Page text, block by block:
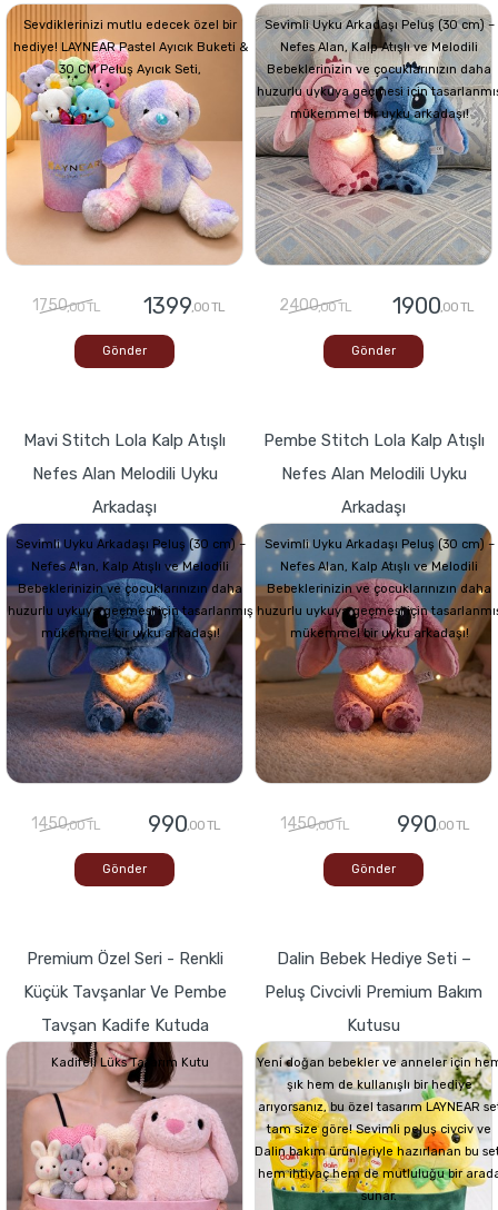
Sevdiklerinizi mutlu edecek özel bir
hediye! LAYNEAR Pastel Ayıcık Buketi &
30 CM Peluş Ayıcık Seti,
1750,00 TL 1399,00 TL
Gönder
Sevimli Uyku Arkadaşı Peluş (30 cm) –
Nefes Alan, Kalp Atışlı ve Melodili
Bebeklerinizin ve çocuklarınızın daha
huzurlu uykuya geçmesi için
mükemmel bir uyku arkadaşı!
2400,00 TL 1900,00 TL
Gönder
Mavi Stitch Lola Kalp Atışlı
Nefes Alan Melodili Uyku
Arkadaşı
Sevimli Uyku Arkadaşı Peluş (30 cm) –
Nefes Alan, Kalp Atışlı ve Melodili
Bebeklerinizin ve çocuklarınızın daha
huzurlu uykuya geçmesi için tasarlanmış
mükemmel bir uyku arkadaşı!
1450,00 TL 990,00 TL
Gönder
Pembe Stitch Lola Kalp Atışlı
Nefes Alan Melodili Uyku
Arkadaşı
Sevimli Uyku Arkadaşı Peluş (30 cm) –
Nefes Alan, Kalp Atışlı ve Melodili
Bebeklerinizin ve çocuklarınızın daha
huzurlu uykuya geçmesi için
mükemmel bir uyku arkadaşı!
1450,00 TL 990,00 TL
Gönder
Premium Özel Seri - Renkli
Küçük Tavşanlar Ve Pembe
Tavşan Kadife Kutuda
Kadifeli Lüks Tasarım Kutu
Dalin Bebek Hediye Seti –
Peluş Civcivli Premium Bakım
Kutusu
Yeni doğan bebekler ve anneler için
şık hem de kullanışlı bir hediye
arıyorsanız, bu özel tasarım LAYNEAR
tam size göre! Sevimli peluş civciv ve
Dalin bakım ürünleriyle hazırlanan bu
hem ihtiyaç hem de mutluluğu bir
sunar.